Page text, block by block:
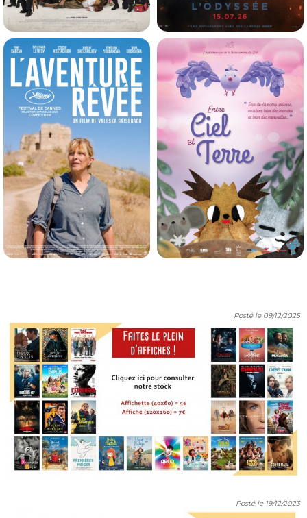
DE LA COMÉDIE-FRANÇAISE
Horaires et Infos
Comédie
L'ODYSSÉE
Horaires et Infos
Action, Fantasti...
VF
Drame, Aventure,...
VOST VF
Posté le 09/12/2025
Posté le 19/12/2023